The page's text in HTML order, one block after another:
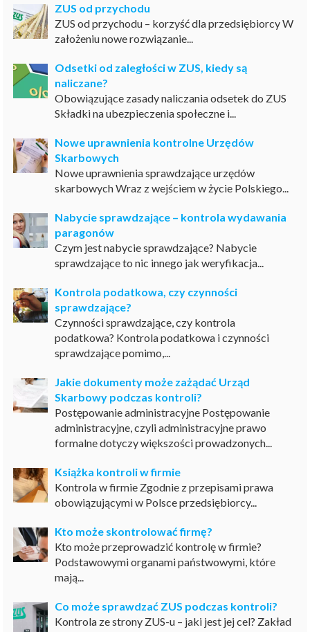
ZUS od przychodu
ZUS od przychodu – korzyść dla przedsiębiorcy W
założeniu nowe rozwiązanie...
Odsetki od zaległości w ZUS, kiedy są
naliczane?
Obowiązujące zasady naliczania odsetek do ZUS
Składki na ubezpieczenia społeczne i...
Nowe uprawnienia kontrolne Urzędów
Skarbowych
Nowe uprawnienia sprawdzające urzędów
skarbowych Wraz z wejściem w życie Polskiego...
Nabycie sprawdzające – kontrola wydawania
paragonów
Czym jest nabycie sprawdzające? Nabycie
sprawdzające to nic innego jak weryfikacja...
Kontrola podatkowa, czy czynności
sprawdzające?
Czynności sprawdzające, czy kontrola
podatkowa? Kontrola podatkowa i czynności
sprawdzające pomimo,...
Jakie dokumenty może zażądać Urząd
Skarbowy podczas kontroli?
Postępowanie administracyjne Postępowanie
administracyjne, czyli administracyjne prawo
formalne dotyczy większości prowadzonych...
Książka kontroli w firmie
Kontrola w firmie Zgodnie z przepisami prawa
obowiązującymi w Polsce przedsiębiorcy...
Kto może skontrolować firmę?
Kto może przeprowadzić kontrolę w firmie?
Podstawowymi organami państwowymi, które
mają...
Co może sprawdzać ZUS podczas kontroli?
Kontrola ze strony ZUS-u – jaki jest jej cel? Zakład